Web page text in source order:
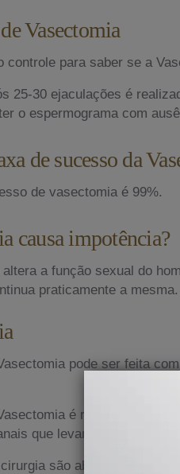
Vasectomia
controle para saber se a
25-30 ejaculações é
o espermograma com
de sucesso da
de vasectomia é 99%.
causa impotência?
a função sexual do
praticamente a mesma.
pode ser feita
é realizada
que levam os
são absorvíveis e